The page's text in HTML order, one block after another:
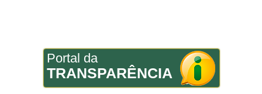
Portal da
TRANSPARÊNCIA